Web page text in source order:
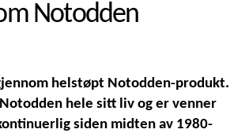
Notodden
helstøpt Notodden-produkt.
hele sitt liv og er venner
siden midten av 1980-